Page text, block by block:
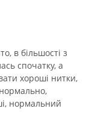
в більшості з
спочатку, а
хороші нитки,
нормальний